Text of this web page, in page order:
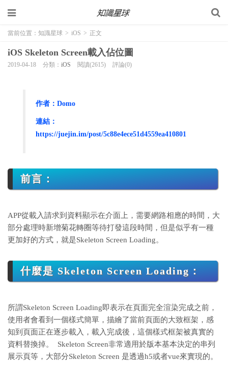
當前位置： 知識星球 > iOS > 正文
iOS Skeleton Screen載入佔位圖
2019-04-18 分類： iOS 閱讀(2615) 評論(0)
作者：Domo
連結：
https://juejin.im/post/5c88e4ece51d4559ea410801
前言：
APP從載入請求到資料顯示在介面上，需要網路相應的時間，大
部分處理時新增菊花轉圈等待打發這段時間，但是似乎有一種
更加好的方式，就是Skeleton Screen Loading。
什麼是 Skeleton Screen Loading：
所謂Skeleton Screen Loading即表示在頁面完全渲染完成之前，
使用者會看到一個樣式簡單，描繪了當前頁面的大致框架，感
知到頁面正在逐步載入，載入完成後，這個樣式框架被真實的
資料替換掉。 Skeleton Screen非常適用於版本基本決定的串列
展示頁等，大部分Skeleton Screen 是透過h5或者vue來實現的。